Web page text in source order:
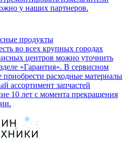
у наших партнеров.
продукты
во всех крупных городах
центров можно уточнить
«Гарантия». В сервисном
расходные материалы
ассортимент запчастей
10 лет с момента прекращения